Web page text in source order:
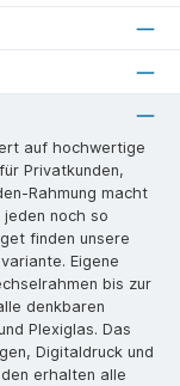
auf hochwertige
Privatkunden,
Rahmung macht
jeden noch so
finden unsere
Eigene
bis zur
denkbaren
Plexiglas. Das
Digitaldruck und
erhalten alle